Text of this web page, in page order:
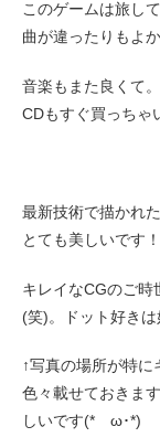
このゲームは旅し
曲が違ったりもよか
音楽もまた良くて
CDもすぐ買っちゃ
最新技術で描かれ
とても美しいです！
キレイなCGのご時
(笑)。ドット好きは
↑写真の場所が特
色々載せておきま
しいです(*ゝω･*)